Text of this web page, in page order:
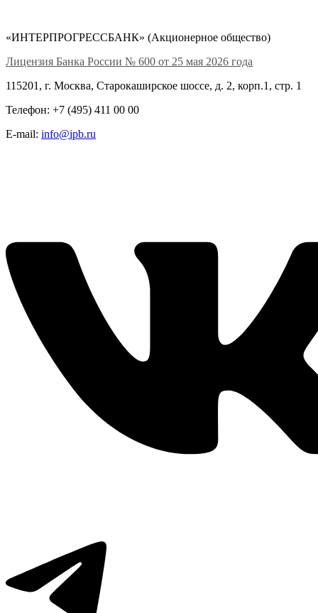
«ИНТЕРПРОГРЕССБАНК» (Акционерное общество)
Лицензия Банка России № 600 от 25 мая 2026 года
115201, г. Москва, Старокаширское шоссе, д. 2, корп.1, стр. 1
Телефон: +7 (495) 411 00 00
E-mail: info@ipb.ru